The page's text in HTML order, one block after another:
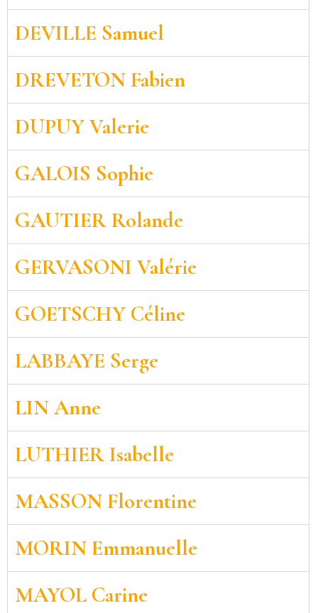
DEVILLE Samuel
DREVETON Fabien
DUPUY Valerie
GALOIS Sophie
GAUTIER Rolande
GERVASONI Valérie
GOETSCHY Céline
LABBAYE Serge
LIN Anne
LUTHIER Isabelle
MASSON Florentine
MORIN Emmanuelle
MAYOL Carine